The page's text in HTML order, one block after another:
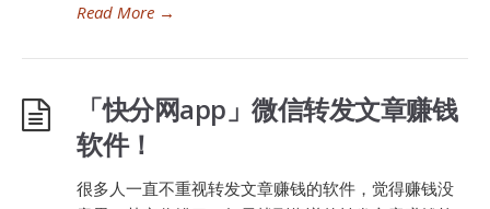
Read More →
「快分网app」微信转发文章赚钱
软件！
很多人一直不重视转发文章赚钱的软件，觉得赚钱没